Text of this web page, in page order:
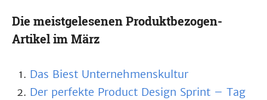
Die meistgelesenen Produktbezogen-
Artikel im März
Das Biest Unternehmenskultur
Der perfekte Product Design Sprint – Tag